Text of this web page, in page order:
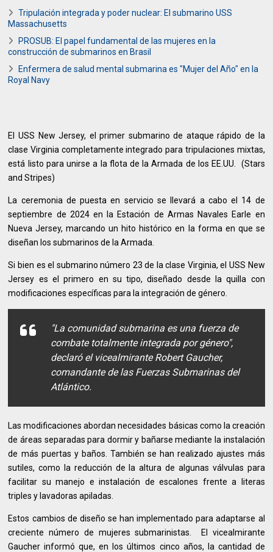
Tripulación integrada y poder nuclear: El submarino USS
Massachusetts
PROSUB: El papel fundamental de las mujeres en la
construcción de submarinos en Brasil
Enfermera de salud mental submarina es "Mujer del Año" en la
Royal Navy
El USS New Jersey, el primer submarino de ataque rápido de la
clase Virginia completamente integrado para tripulaciones mixtas,
está listo para unirse a la flota de la Armada de los EE.UU. (Stars
and Stripes)
La ceremonia de puesta en servicio se llevará a cabo el 14 de
septiembre de 2024 en la Estación de Armas Navales Earle en
Nueva Jersey, marcando un hito histórico en la forma en que se
diseñan los submarinos de la Armada.
Si bien es el submarino número 23 de la clase Virginia, el USS New
Jersey es el primero en su tipo, diseñado desde la quilla con
modificaciones específicas para la integración de género.
"La comunidad submarina es una fuerza de
combate totalmente integrada por género",
declaró el vicealmirante Robert Gaucher,
comandante de las Fuerzas Submarinas del
Atlántico.
Las modificaciones abordan necesidades básicas como la creación
de áreas separadas para dormir y bañarse mediante la instalación
de más puertas y baños. También se han realizado ajustes más
sutiles, como la reducción de la altura de algunas válvulas para
facilitar su manejo e instalación de escalones frente a literas
triples y lavadoras apiladas.
Estos cambios de diseño se han implementado para adaptarse al
creciente número de mujeres submarinistas. El vicealmirante
Gaucher informó que, en los últimos cinco años, la cantidad de